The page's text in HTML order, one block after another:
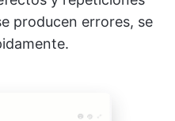
producen errores, se